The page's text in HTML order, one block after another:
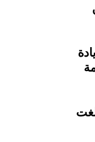
زيادة
بقيمة
مصر من الصناعات الغذائية إلى الولايات المتحدة الامريكية فى عام 2021 بلغت